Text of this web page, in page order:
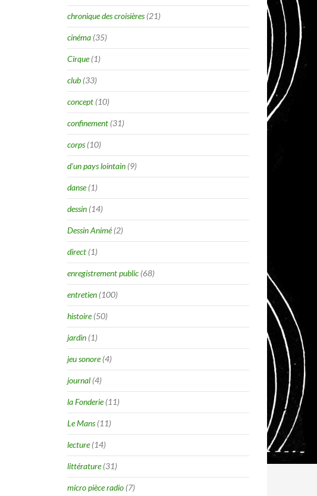
chronique des croisières(21)
cinéma (35)
Cirque(1)
club (33)
concept (10)
confinement (31)
corps(10)
d'un pays lointain (9)
danse(1)
dessin (14)
Dessin Animé(2)
direct (1)
enregistrement public (68)
entretien (100)
histoire(50)
jardin (1)
jeu sonore(4)
journal (4)
la Fonderie(11)
Le Mans(11)
lecture(14)
littérature(31)
micro pièce radio (7)